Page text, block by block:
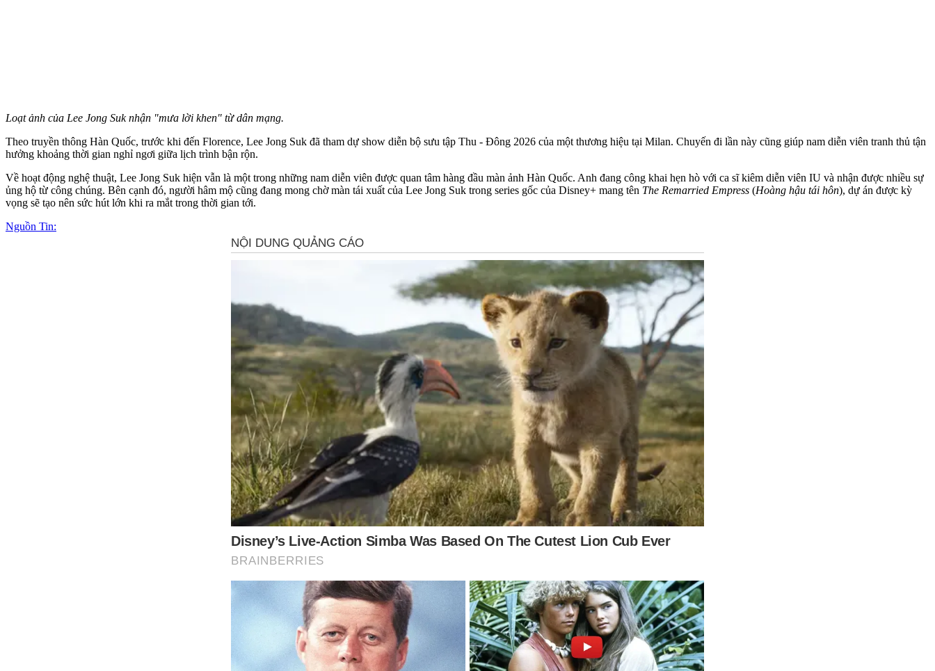
Loạt ảnh của Lee Jong Suk nhận "mưa lời khen" từ dân mạng.
Theo truyền thông Hàn Quốc, trước khi đến Florence, Lee Jong Suk đã tham dự show diễn bộ sưu tập Thu - Đông 2026 của một thương hiệu tại Milan. Chuyến đi lần này cũng giúp nam diễn viên tranh thủ tận
hưởng khoảng thời gian nghỉ ngơi giữa lịch trình bận rộn.
Về hoạt động nghệ thuật, Lee Jong Suk hiện vẫn là một trong những nam diễn viên được quan tâm hàng đầu màn ảnh Hàn Quốc. Anh đang công khai hẹn hò với ca sĩ kiêm diễn viên IU và nhận được nhiều sự
ủng hộ từ công chúng. Bên cạnh đó, người hâm mộ cũng đang mong chờ màn tái xuất của Lee Jong Suk trong series gốc của Disney+ mang tên The Remarried Empress (Hoàng hậu tái hôn), dự án được kỳ
vọng sẽ tạo nên sức hút lớn khi ra mắt trong thời gian tới.
Nguồn Tin: